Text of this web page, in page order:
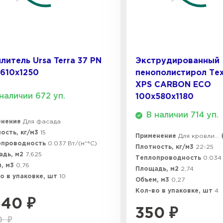
Ursa Terra 37 PN
672 уп.
Для фасада
кг/м3 15
0.037 Вт/(м*°C)
м2 7,625
м3 0,76
в упаковке, шт 10
₽
₽
Экструдированный
пенополистирол
XPS CARBON ECO
100х580х1180
В наличии 714 уп.
Применение Для кровли...
Плотность, кг/м3 22-25
Теплопроводность 0.034
Площадь, м2 2,74
Объем, м3 0,27
Кол-во в упаковке, шт 4
350 ₽